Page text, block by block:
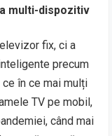
multi-dispozitiv
fix, ci a
precum
în ce mai mulți
TV pe mobil,
când mai